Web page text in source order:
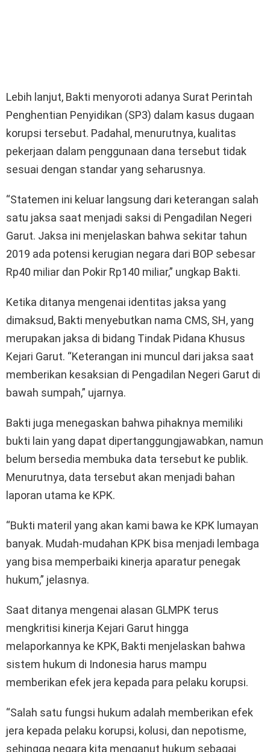
Lebih lanjut, Bakti menyoroti adanya Surat Perintah
Penghentian Penyidikan (SP3) dalam kasus dugaan
korupsi tersebut. Padahal, menurutnya, kualitas
pekerjaan dalam penggunaan dana tersebut tidak
sesuai dengan standar yang seharusnya.
“Statemen ini keluar langsung dari keterangan salah
satu jaksa saat menjadi saksi di Pengadilan Negeri
Garut. Jaksa ini menjelaskan bahwa sekitar tahun
2019 ada potensi kerugian negara dari BOP sebesar
Rp40 miliar dan Pokir Rp140 miliar,” ungkap Bakti.
Ketika ditanya mengenai identitas jaksa yang
dimaksud, Bakti menyebutkan nama CMS, SH, yang
merupakan jaksa di bidang Tindak Pidana Khusus
Kejari Garut. “Keterangan ini muncul dari jaksa saat
memberikan kesaksian di Pengadilan Negeri Garut di
bawah sumpah,” ujarnya.
Bakti juga menegaskan bahwa pihaknya memiliki
bukti lain yang dapat dipertanggungjawabkan, namun
belum bersedia membuka data tersebut ke publik.
Menurutnya, data tersebut akan menjadi bahan
laporan utama ke KPK.
“Bukti materil yang akan kami bawa ke KPK lumayan
banyak. Mudah-mudahan KPK bisa menjadi lembaga
yang bisa memperbaiki kinerja aparatur penegak
hukum,” jelasnya.
Saat ditanya mengenai alasan GLMPK terus
mengkritisi kinerja Kejari Garut hingga
melaporkannya ke KPK, Bakti menjelaskan bahwa
sistem hukum di Indonesia harus mampu
memberikan efek jera kepada para pelaku korupsi.
“Salah satu fungsi hukum adalah memberikan efek
jera kepada pelaku korupsi, kolusi, dan nepotisme,
sehingga negara kita menganut hukum sebagai